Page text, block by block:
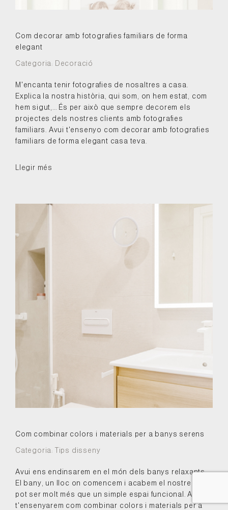
Com decorar amb fotografies familiars de forma
elegant
Categoria: Decoració
M'encanta tenir fotografies de nosaltres a casa.
Explica la nostra història, qui som, on hem estat, com
hem sigut,... És per això que sempre decorem els
projectes dels nostres clients amb fotografies
familiars. Avui t'ensenyo com decorar amb fotografies
familiars de forma elegant casa teva.
Llegir més
Com combinar colors i materials per a banys serens
Categoria: Tips disseny
Avui ens endinsarem en el món dels banys relaxants.
El bany, un lloc on comencem i acabem el nostre dia,
pot ser molt més que un simple espai funcional. Així
t'ensenyarem com combinar colors i materials per a